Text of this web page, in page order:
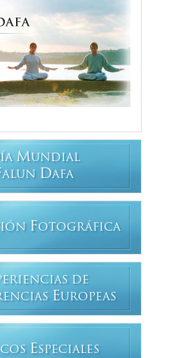
ÍA MUNDIAL
ALUN DAFA
FOTOGRÁFICA
DE
EUROPEAS
ESPECIALES